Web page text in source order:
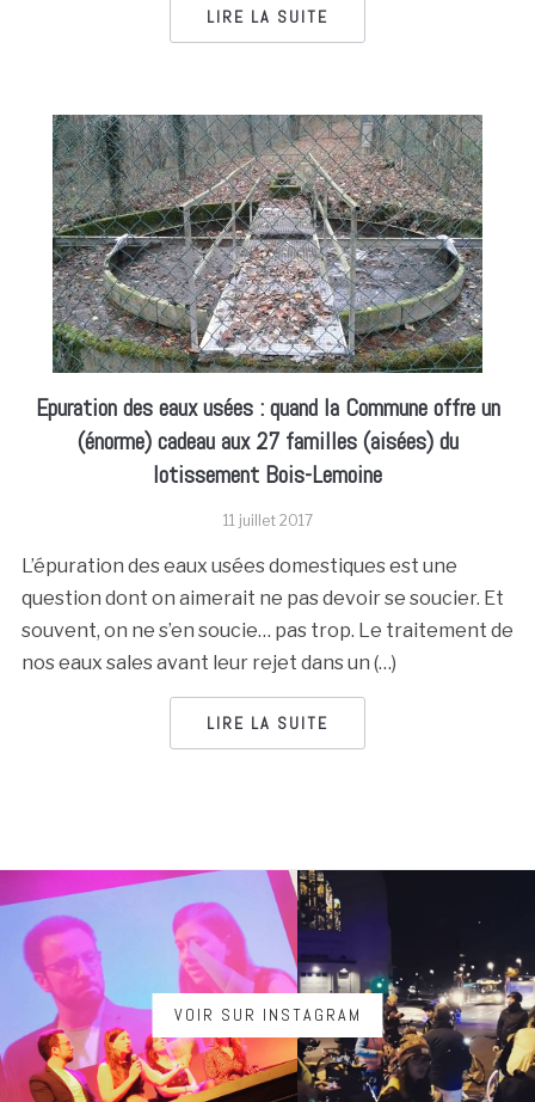
LIRE LA SUITE
Epuration des eaux usées : quand la Commune offre un
(énorme) cadeau aux 27 familles (aisées) du
lotissement Bois-Lemoine
11 juillet 2017
L’épuration des eaux usées domestiques est une
question dont on aimerait ne pas devoir se soucier. Et
souvent, on ne s’en soucie… pas trop. Le traitement de
nos eaux sales avant leur rejet dans un (…)
LIRE LA SUITE
VOIR SUR INSTAGRAM